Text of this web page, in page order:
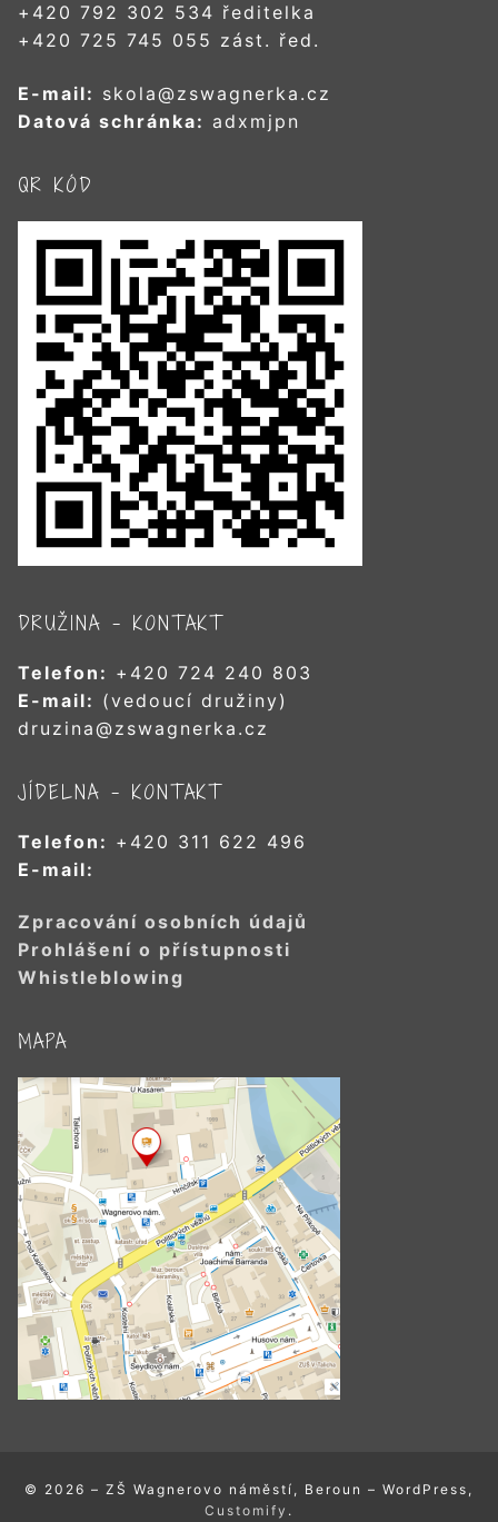
+420 792 302 534 ředitelka
+420 725 745 055 zást. řed.
E-mail: skola@zswagnerka.cz
Datová schránka: adxmjpn
QR KÓD
DRUŽINA – KONTAKT
Telefon: +420 724 240 803
E-mail: (vedoucí družiny)
druzina@zswagnerka.cz
JÍDELNA – KONTAKT
Telefon: +420 311 622 496
E-mail:
Zpracování osobních údajů
Prohlášení o přístupnosti
Whistleblowing
MAPA
© 2026 – ZŠ Wagnerovo náměstí, Beroun – WordPress,
Customify .